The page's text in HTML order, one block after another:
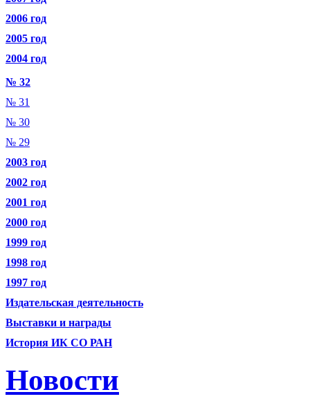
2006 год
2005 год
2004 год
№ 32
№ 31
№ 30
№ 29
2003 год
2002 год
2001 год
2000 год
1999 год
1998 год
1997 год
Издательская деятельность
Выставки и награды
История ИК СО РАН
Новости